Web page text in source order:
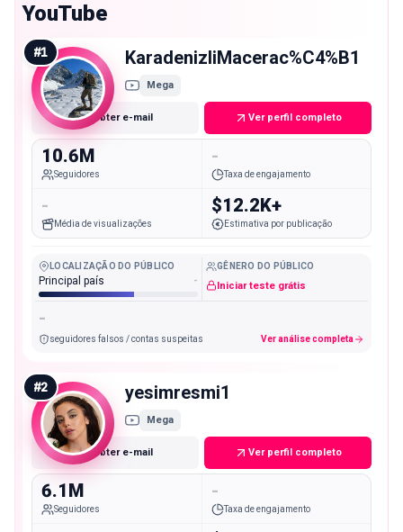
YouTube
#1 KaradenizliMacerac%C4%B1
Mega
Obter e-mail Ver perfil completo
10.6M
Seguidores
-
Taxa de engajamento
-
Média de visualizações
$12.2K+
Estimativa por publicação
LOCALIZAÇÃO DO PÚBLICO
Principal país -
GÊNERO DO PÚBLICO
Iniciar teste grátis
-
seguidores falsos / contas suspeitas Ver análise completa
#2 yesimresmi1
Mega
Obter e-mail Ver perfil completo
6.1M
Seguidores
-
Taxa de engajamento